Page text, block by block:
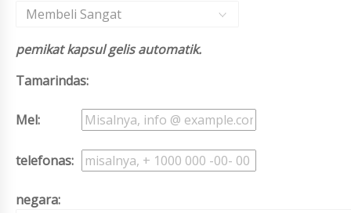
Membeli Sangat
pemikat kapsul gelis automatik.
Tamarindas:
Mel:
telefonas:
negara: